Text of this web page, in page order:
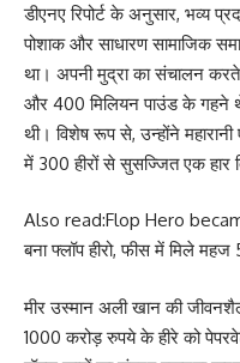
डीएनए रिपोर्ट के अनुसार, भव्य
पोशाक और साधारण सामाजिक
था। अपनी मुद्रा का संचालन
और 400 मिलियन पाउंड के गहने
थी। विशेष रूप से, उन्होंने
में 300 हीरों से सुसज्जित एक हार
Also read:Flop Hero
बना फ्लॉप हीरो, फीस में मिले
मीर उस्मान अली खान की
1000 करोड़ रुपये के हीरे को